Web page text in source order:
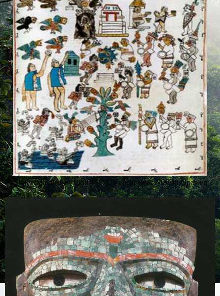
Codex Matritense (1558-1585), Palacio Real, Madrid, Spanien